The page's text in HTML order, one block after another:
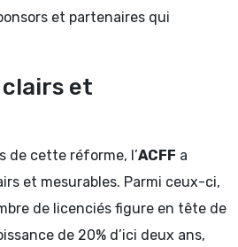
et partenaires qui
et
de cette réforme, l’ACFF a
et mesurables. Parmi ceux-ci,
de licenciés figure en tête de
de 20% d’ici deux ans,